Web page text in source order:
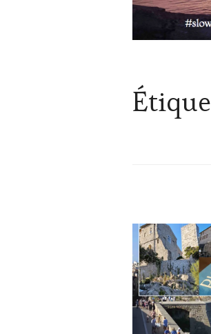
CLUB
WINE
TASTING
VOUCHER,
CÔTES-
DE-
PROVENCE,